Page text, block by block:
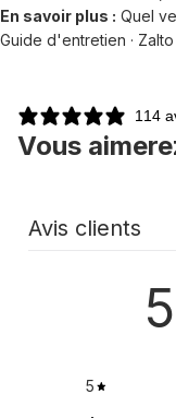
En savoir plus : Quel
Guide d'entretien ·
114
Vous
Avis clients
5
5